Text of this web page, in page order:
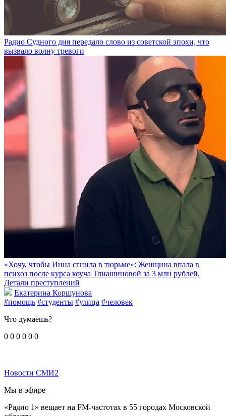
Радио Судного дня передало слово из советской эпохи, что
вызвало волну тревоги
«Хочу, чтобы Инна сгнила в тюрьме»: Женщина впала в
психоз после курса коуча Тлиашиновой за 3 млн рублей.
Детали преступлений
Екатерина Коршунова
#помощь #студенты #улица #человек
Что думаешь?
0 0 0 0 0 0
Новости СМИ2
Мы в эфире
«Радио 1» вещает на FM-частотах в 55 городах Московской